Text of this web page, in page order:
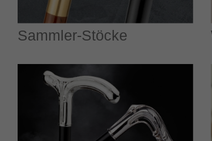
Sammler-Stöcke